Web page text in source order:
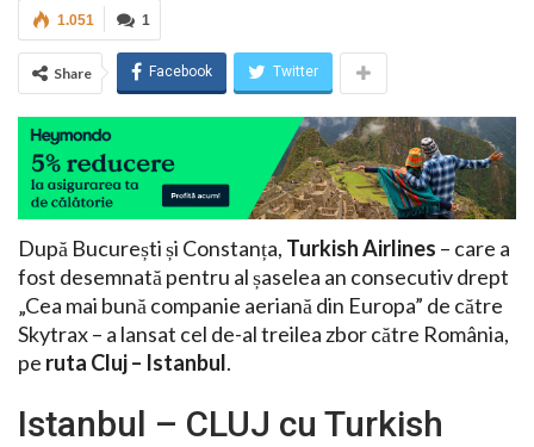
1
1.051
Share Facebook Twitter
După București și Constanța, Turkish Airlines – care a
fost desemnată pentru al șaselea an consecutiv drept
„Cea mai bună companie aeriană din Europa” de către
Skytrax – a lansat cel de-al treilea zbor către România,
pe ruta Cluj – Istanbul.
Istanbul – CLUJ cu Turkish